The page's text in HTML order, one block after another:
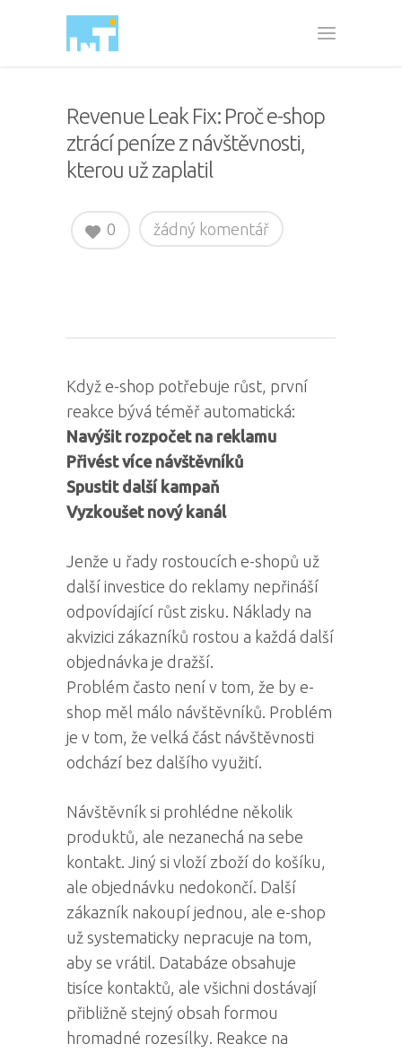
Revenue Leak Fix: Proč e-shop
ztrácí peníze z návštěvnosti,
kterou už zaplatil
žádný komentář
0
Když e-shop potřebuje růst, první
reakce bývá téměř automatická:
Navýšit rozpočet na reklamu
Přivést více návštěvníků
Spustit další kampaň
Vyzkoušet nový kanál
Jenže u řady rostoucích e-shopů už
další investice do reklamy nepřináší
odpovídající růst zisku. Náklady na
akvizici zákazníků rostou a každá další
objednávka je dražší.
Problém často není v tom, že by e-
shop měl málo návštěvníků. Problém
je v tom, že velká část návštěvnosti
odchází bez dalšího využití.
Návštěvník si prohlédne několik
produktů, ale nezanechá na sebe
kontakt. Jiný si vloží zboží do košíku,
ale objednávku nedokončí. Další
zákazník nakoupí jednou, ale e-shop
už systematicky nepracuje na tom,
aby se vrátil. Databáze obsahuje
tisíce kontaktů, ale všichni dostávají
přibližně stejný obsah formou
hromadné rozesílky. Reakce na